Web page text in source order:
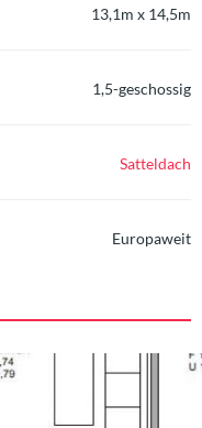
13,1m x 14,5m
1,5-geschossig
Satteldach
Europaweit